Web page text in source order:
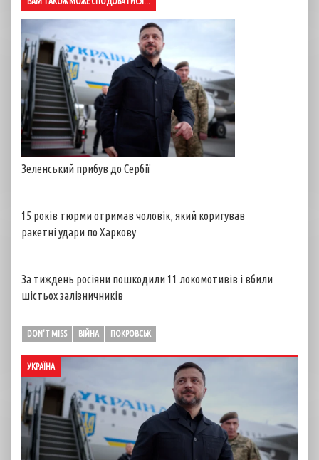
Зеленський прибув до Сербії
15 років тюрми отримав чоловік, який коригував
ракетні удари по Харкову
За тиждень росіяни пошкодили 11 локомотивів і вбили
шістьох залізничників
DON'T MISS ВІЙНА ПОКРОВСЬК
УКРАЇНА